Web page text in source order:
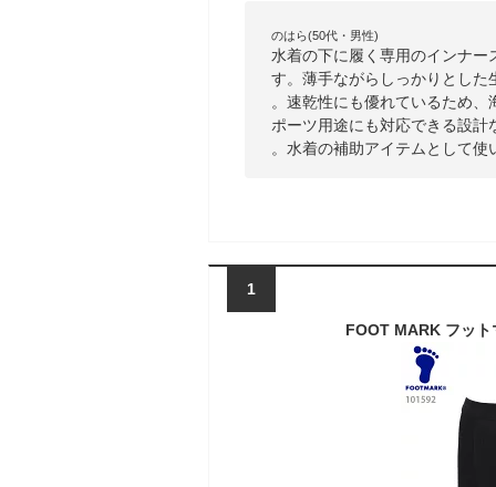
のはら(50代・男性)
水着の下に履く専用のインナ
す。薄手ながらしっかりとし
。速乾性にも優れているため
ポーツ用途にも対応できる設
。水着の補助アイテムとして
1